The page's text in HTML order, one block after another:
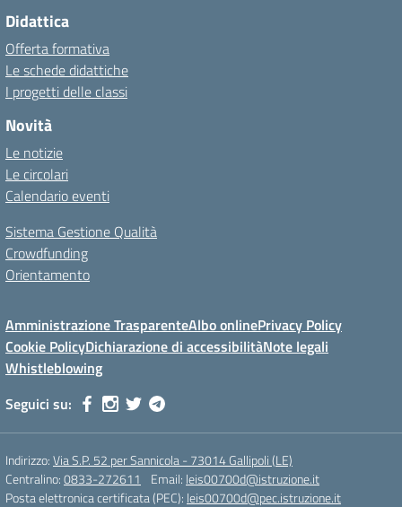
Didattica
Offerta formativa
Le schede didattiche
I progetti delle classi
Novità
Le notizie
Le circolari
Calendario eventi
Sistema Gestione Qualità
Crowdfunding
Orientamento
Amministrazione TrasparenteAlbo onlinePrivacy Policy
Cookie PolicyDichiarazione di accessibilitàNote legali
Whistleblowing
Seguici su:
Indirizzo:Via S.P. 52 per Sannicola - 73014 Gallipoli (LE)
Centralino:0833-272611 Email: leis00700d@istruzione.it
Posta elettronica certificata (PEC): leis00700d@pec.istruzione.it